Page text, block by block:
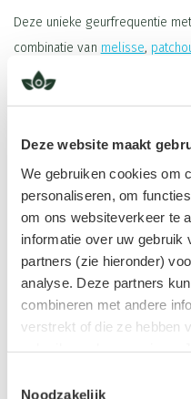
Deze website maakt
We gebruiken cookies om
personaliseren, om
om ons websiteverkeer te
informatie over uw gebruik
partners (zie hieronder)
analyse. Deze partners
combineren met andere
verstrekt of die ze hebben
Noodzakelijk
Deze unieke geurfrequentie
combinatie van melisse,
Melisse staat van oudsher
ervaren. Lavendel en lavendin
herstellende nachtrust en
dag naar de nacht. Samen
geurfrequentie die stress
Calming roll on is niet alleen
ook overdag. Het kan helpen
ontspanning en innerlijke vrede.
Lees meer
Ingrediënten
Neroli 10%
Patchouli